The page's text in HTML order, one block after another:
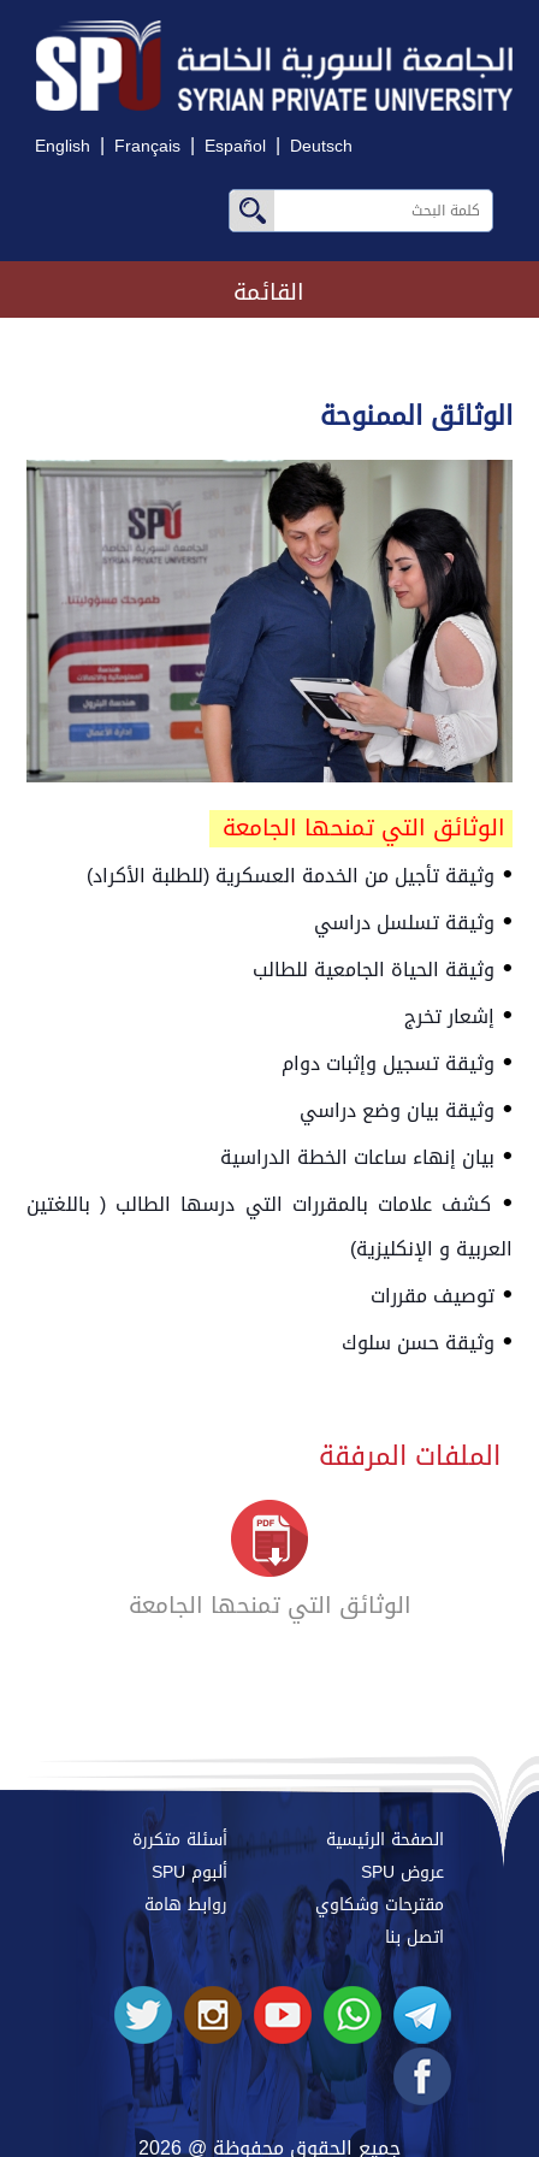
English | Français | Español | Deutsch
القائمة
الوثائق الممنوحة
الوثائق التي تمنحها الجامعة
• وثيقة تأجيل من الخدمة العسكرية (للطلبة الأكراد)
• وثيقة تسلسل دراسي
• وثيقة الحياة الجامعية للطالب
• إشعار تخرج
• وثيقة تسجيل وإثبات دوام
• وثيقة بيان وضع دراسي
• بيان إنهاء ساعات الخطة الدراسية
• كشف علامات بالمقررات التي درسها الطالب ( باللغتين
العربية و الإنكليزية)
•توصيف مقررات
• وثيقة حسن سلوك
الملفات المرفقة
الوثائق التي تمنحها الجامعة
الصفحة الرئيسية
أسئلة متكررة
عروض SPU
ألبوم SPU
مقترحات وشكاوي
روابط هامة
اتصل بنا
جميع الحقوق محفوظة @ 2026